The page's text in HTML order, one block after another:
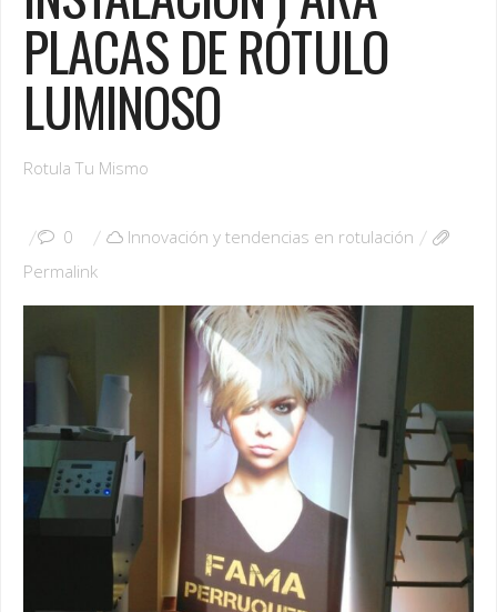
PLACAS DE RÓTULO
LUMINOSO
Rotula Tu Mismo
0
Innovación y tendencias en rotulación
Permalink